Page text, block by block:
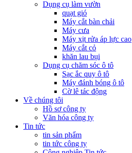
Dụng cụ làm vườn
quạt gió
Máy cắt bàn chải
Máy cưa
Máy xịt rửa áp lực cao
Máy cắt cỏ
khăn lau bụi
Dụng cụ chăm sóc ô tô
Sạc ắc quy ô tô
Máy đánh bóng ô tô
Cờ lê tác động
Về chúng tôi
Hồ sơ công ty
Văn hóa công ty
Tin tức
tin sản phẩm
tin tức công ty